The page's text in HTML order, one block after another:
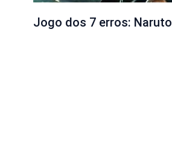
Jogo dos 7 erros: Naruto